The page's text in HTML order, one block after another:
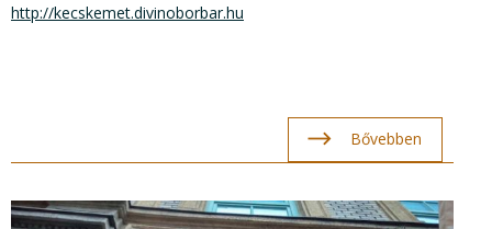
http://kecskemet.divinoborbar.hu
Bővebben